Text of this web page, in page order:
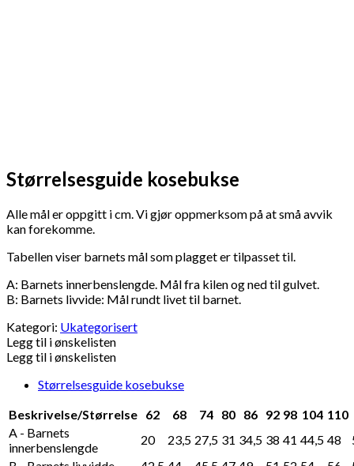
Størrelsesguide kosebukse
Alle mål er oppgitt i cm. Vi gjør oppmerksom på at små avvik
kan forekomme.
Tabellen viser barnets mål som plagget er tilpasset til.
A: Barnets innerbenslengde. Mål fra kilen og ned til gulvet.
B: Barnets livvide: Mål rundt livet til barnet.
Kategori: Ukategorisert
Legg til i ønskelisten
Legg til i ønskelisten
Størrelsesguide kosebukse
Beskrivelse/Størrelse 62 68 74 80 86 92 98 104 110
A - Barnets
innerbenslengde
20 23,5 27,5 31 34,5 38 41 44,5 48